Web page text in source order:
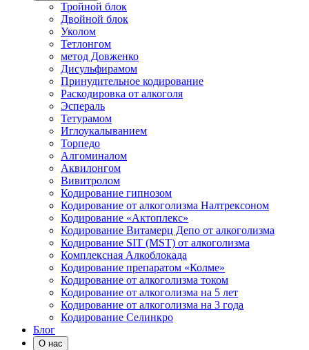
Тройной блок
Двойной блок
Уколом
Тетлонгом
метод Довженко
Дисульфирамом
Принудительное кодирование
Раскодировка от алкоголя
Эспераль
Тетурамом
Иглоукалыванием
Торпедо
Алгоминалом
Аквилонгом
Вивитролом
Кодирование гипнозом
Кодирование от алкоголизма Налтрексоном
Кодирование «Актоплекс»
Кодирование Витамерц Депо от алкоголизма
Кодирование SIT (MST) от алкоголизма
Комплексная Алкоблокада
Кодирование препаратом «Колме»
Кодирование от алкоголизма током
Кодирование от алкоголизма на 5 лет
Кодирование от алкоголизма на 3 года
Кодирование Селинкро
Блог
О нас